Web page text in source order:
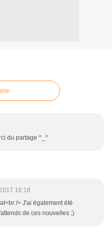
du partage ^_^
16:18
/> J'ai également été
de ces nouvelles ;)